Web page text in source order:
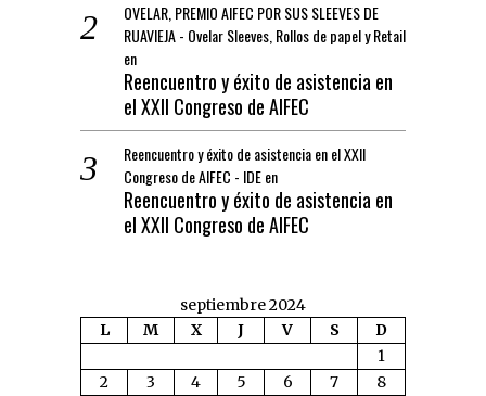
OVELAR, PREMIO AIFEC POR SUS SLEEVES DE
RUAVIEJA - Ovelar Sleeves, Rollos de papel y Retail
en
Reencuentro y éxito de asistencia en
el XXII Congreso de AIFEC
Reencuentro y éxito de asistencia en el XXII
Congreso de AIFEC - IDEen
Reencuentro y éxito de asistencia en
el XXII Congreso de AIFEC
septiembre 2024
L
M X J V S
D
1
2
3 4 5 6 7
8